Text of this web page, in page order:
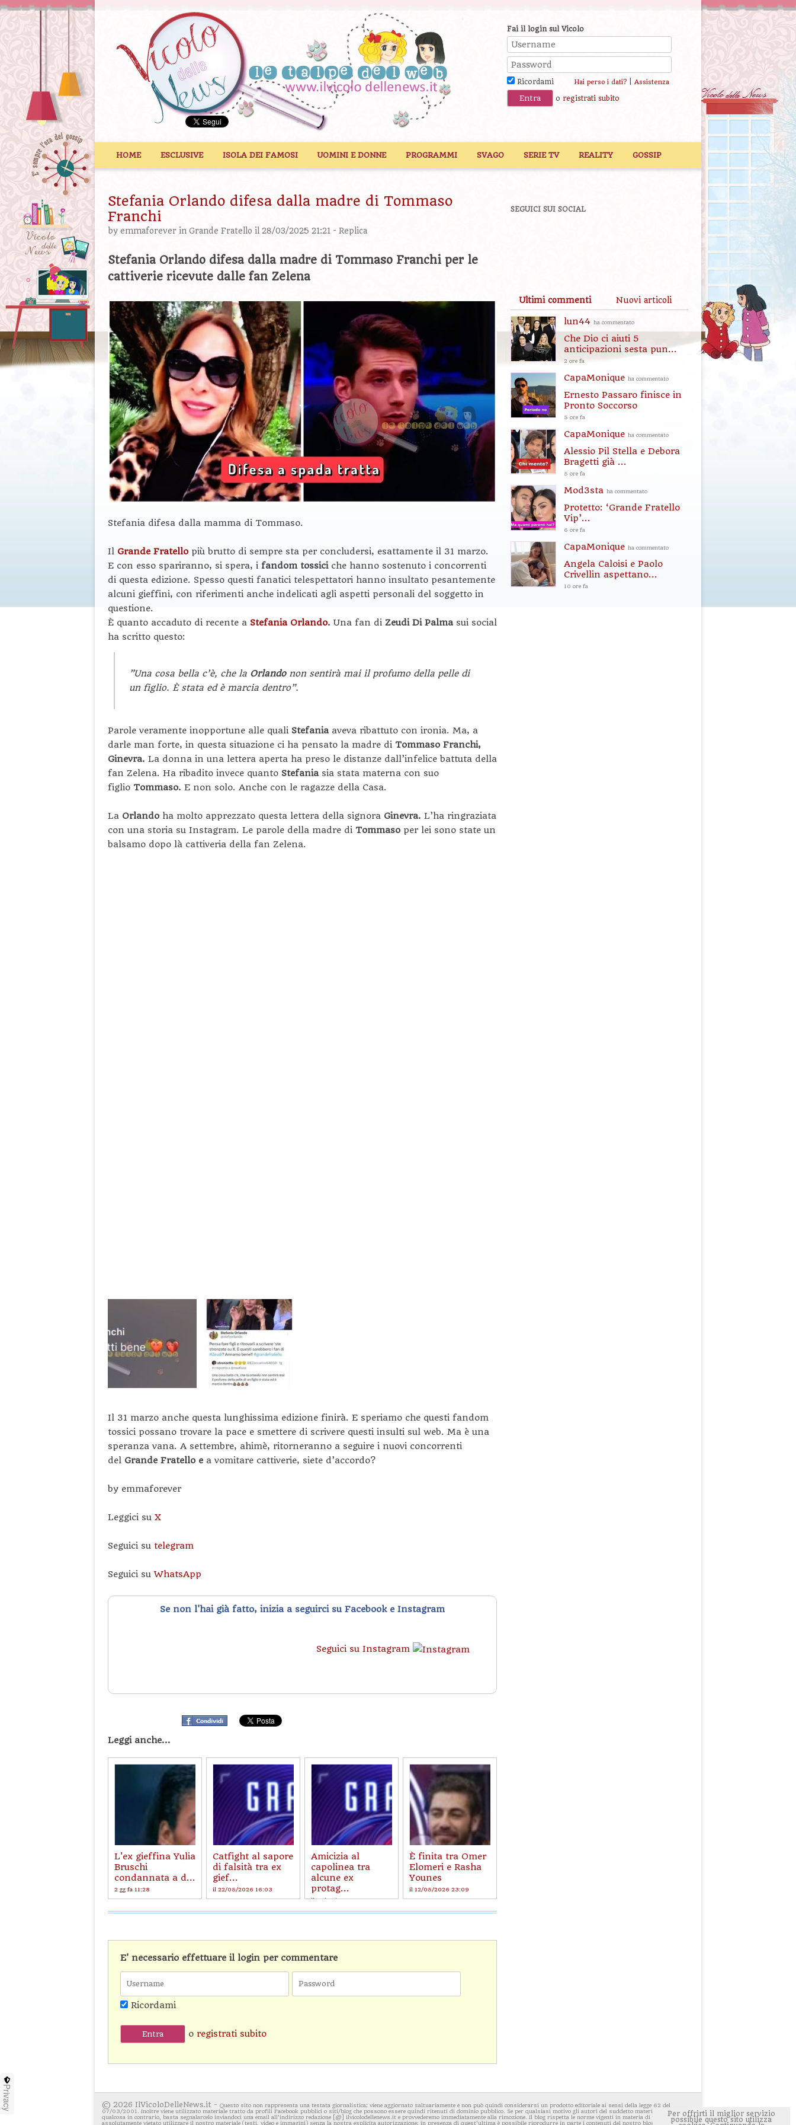
Fai il login sul Vicolo
Ricordami Hai perso i dati?| Assistenza
o registrati subito
HOME ESCLUSIVE ISOLA DEI FAMOSI UOMINI E DONNE PROGRAMMI SVAGO SERIE TV REALITY GOSSIP
Stefania Orlando difesa dalla madre di Tommaso
Franchi
by emmaforever in Grande Fratello il 28/03/2025 21:21 - Replica
Stefania Orlando difesa dalla madre di Tommaso Franchi per le
cattiverie ricevute dalle fan Zelena
Stefania difesa dalla mamma di Tommaso.
Il Grande Fratello più brutto di sempre sta per concludersi, esattamente il 31 marzo.
E con esso spariranno, si spera, i fandom tossiciche hanno sostenuto i concorrenti
di questa edizione. Spesso questi fanatici telespettatori hanno insultato pesantemente
alcuni gieffini, con riferimenti anche indelicati agli aspetti personali del soggetto in
questione.
È quanto accaduto di recente a Stefania Orlando. Una fan di Zeudi Di Palma sui social
ha scritto questo:
”Una cosa bella c’è, che la Orlando non sentirà mai il profumo della pelle di
un figlio. È stata ed è marcia dentro”.
Parole veramente inopportune alle quali Stefania aveva ribattuto con ironia. Ma, a
darle man forte, in questa situazione ci ha pensato la madre di Tommaso Franchi,
Ginevra. La donna in una lettera aperta ha preso le distanze dall’infelice battuta della
fan Zelena. Ha ribadito invece quanto Stefania sia stata materna con suo
figlio Tommaso. E non solo. Anche con le ragazze della Casa.
La Orlando ha molto apprezzato questa lettera della signora Ginevra. L’ha ringraziata
con una storia su Instagram. Le parole della madre di Tommaso per lei sono state un
balsamo dopo là cattiveria della fan Zelena.
Il 31 marzo anche questa lunghissima edizione finirà. E speriamo che questi fandom
tossici possano trovare la pace e smettere di scrivere questi insulti sul web. Ma è una
speranza vana. A settembre, ahimè, ritorneranno a seguire i nuovi concorrenti
del Grande Fratello e a vomitare cattiverie, siete d’accordo?
by emmaforever
Leggici su X
Seguici su telegram
Seguici suWhatsApp
Se non l'hai già fatto, inizia a seguirci su Facebook e Instagram
Seguici su Instagram
Leggi anche...
L'ex gieffina Yulia
Bruschi
condannata a d...
2 gg fa 11:28
Catfight al sapore
di falsità tra ex
gief...
il 22/05/2026 16:03
Amicizia al
capolinea tra
alcune ex
protag...
il 19/05/2026 16:53
È finita tra Omer
Elomeri e Rasha
Younes
il 12/05/2026 23:09
E' necessario effettuare il login per commentare
Ricordami
o registrati subito
SEGUICI SUI SOCIAL
Ultimi commenti Nuovi articoli
lun44 ha commentato
Che Dio ci aiuti 5
anticipazioni sesta pun...
2 ore fa
CapaMonique ha commentato
Ernesto Passaro finisce in
Pronto Soccorso
5 ore fa
CapaMonique ha commentato
Alessio Pil Stella e Debora
Bragetti già ...
5 ore fa
Mod3sta ha commentato
Protetto: ‘Grande Fratello
Vip’...
6 ore fa
CapaMonique ha commentato
Angela Caloisi e Paolo
Crivellin aspettano...
10 ore fa
© 2026 IlVicoloDelleNews.it - Questo sito non rappresenta una testata giornalistica; viene aggiornato saltuariamente e non può quindi considerarsi un prodotto editoriale ai sensi della legge 62 del
07/03/2001. Inoltre viene utilizzato materiale tratto da profili Facebook pubblici o siti/blog che possono essere quindi ritenuti di dominio pubblico. Se per qualsiasi motivo gli autori del suddetto materiale avessero
qualcosa in contrario, basta segnalarcelo inviandoci una email all'indirizzo redazione [@] ilvicolodellenews.it e provvederemo immediatamente alla rimozione. Il blog rispetta le norme vigenti in materia di privacy. E'
assolutamente vietato utilizzare il nostro materiale (testi, video e immagini) senza la nostra esplicita autorizzazione; in presenza di quest'ultima è possibile riprodurre in parte i contenuti del nostro blog ponendo
Per offrirti il miglior servizio
possibile questo sito utilizza
Privacy